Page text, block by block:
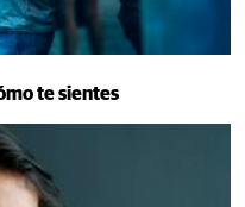
te sientes